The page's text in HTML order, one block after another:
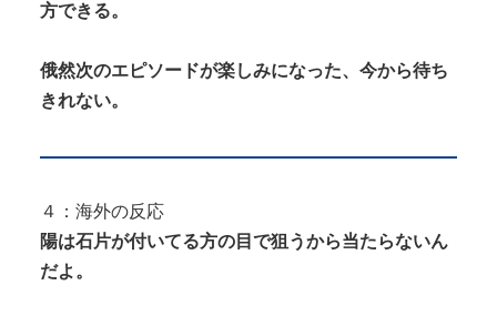
方できる。
俄然次のエピソードが楽しみになった、今から待ち
きれない。
４：海外の反応
陽は石片が付いてる方の目で狙うから当たらないん
だよ。